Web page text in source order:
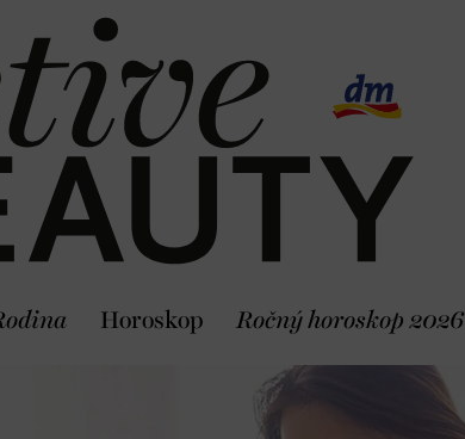
Horoskop Ročný horoskop 2026